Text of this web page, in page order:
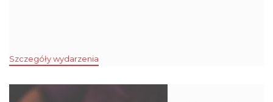
Szczegóły wydarzenia